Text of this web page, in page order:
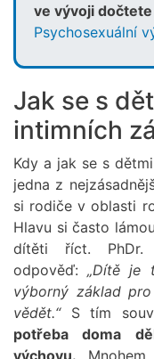
ve vývoji
Psychosexuální
Jak se s
intimních
Kdy a jak se s
jedna z
si rodiče v oblasti
Hlavu si často
dítěti říct. PhDr.
odpověď:„Dítě je
výborný základ
vědět.“S tím
potřeba doma
výchovu.